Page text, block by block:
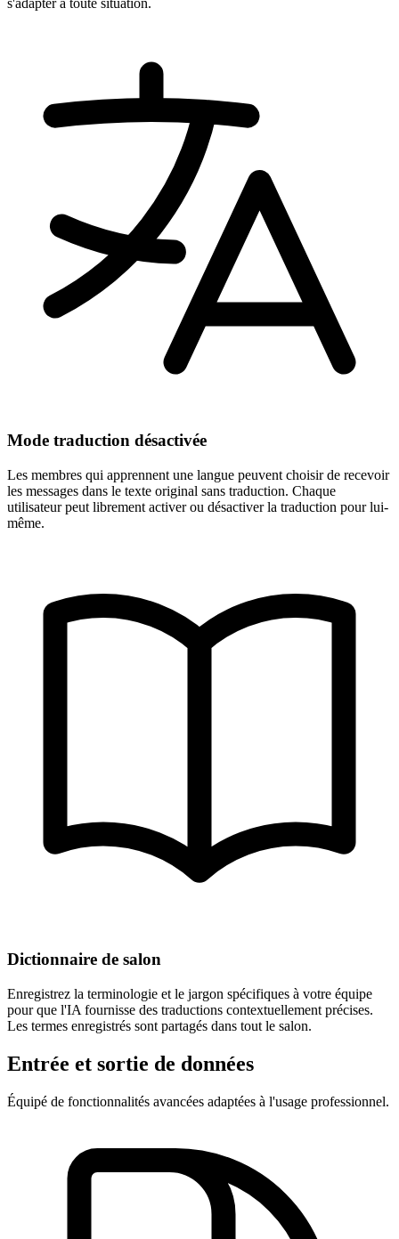
s'adapter à toute situation.
Mode traduction désactivée
Les membres qui apprennent une langue peuvent choisir de recevoir
les messages dans le texte original sans traduction. Chaque
utilisateur peut librement activer ou désactiver la traduction pour lui-
même.
Dictionnaire de salon
Enregistrez la terminologie et le jargon spécifiques à votre équipe
pour que l'IA fournisse des traductions contextuellement précises.
Les termes enregistrés sont partagés dans tout le salon.
Entrée et sortie de données
Équipé de fonctionnalités avancées adaptées à l'usage professionnel.